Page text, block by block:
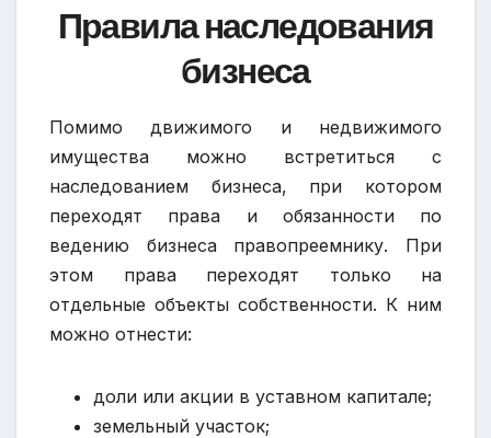
Правила наследования
бизнеса
Помимо движимого и недвижимого
имущества можно встретиться с
наследованием бизнеса, при котором
переходят права и обязанности по
ведению бизнеса правопреемнику. При
этом права переходят только на
отдельные объекты собственности. К ним
можно отнести:
доли или акции в уставном капитале;
земельный участок;